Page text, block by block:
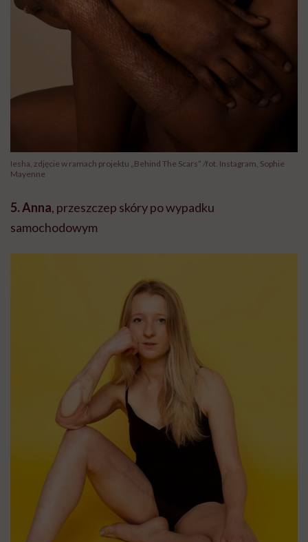
Iesha, zdjęcie w ramach projektu „Behind The Scars” /fot. Instagram, Sophie
Mayenne
5. Anna, przeszczep skóry po wypadku
samochodowym